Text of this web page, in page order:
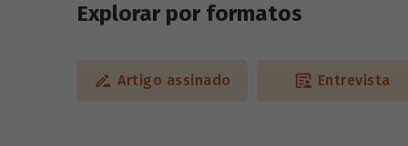
Explorar por formatos
Artigo assinado Entrevista